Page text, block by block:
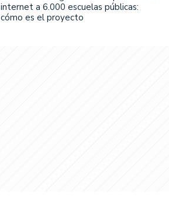
internet a 6.000 escuelas públicas:
cómo es el proyecto